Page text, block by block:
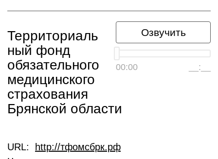
Озвучить
00:00 __:__
Территориаль
ный фонд
обязательного
медицинского
страхования
Брянской области
URL:
http://тфомсбрк.рф